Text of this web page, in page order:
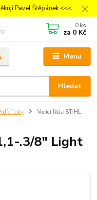
Pavel Štěpánek <<<
Menu
Hledat
0 ks
za 0 Kč
lišty
Vodící lišta STIHL
.3/8" Light